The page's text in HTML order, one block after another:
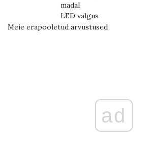
madal
LED valgus
Meie erapooletud arvustused
ad